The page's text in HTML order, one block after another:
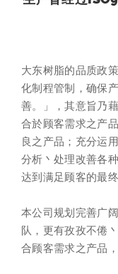
大东树脂的品质政
化制程管制，确保
善。」，其意旨乃
合於顾客需求之产
良之产品；充分运
分析丶处理改善各
达到满足顾客的最终
本公司规划完善广
队，更有孜孜不倦
合顾客需求之产品，